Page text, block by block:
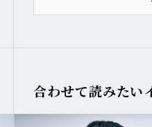
合わせて読みたい